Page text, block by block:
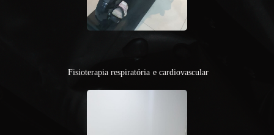
Fisioterapia respiratória e cardiovascular